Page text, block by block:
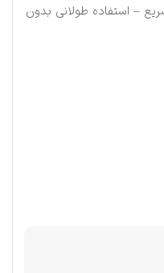
– استفاده طولانی بدون